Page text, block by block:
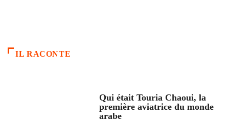
IL RACONTE
Qui était Touria Chaoui, la
première aviatrice du monde
arabe